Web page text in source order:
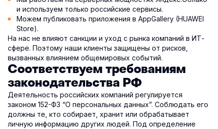
и используем только российские сервисы.
Можем публиковать приложения в AppGallery (HUAWEI
Store).
На нас не влияют санкции и уход с рынка компаний в ИТ-
сфере. Поэтому наши клиенты защищены от рисков,
вызванных влиянием общемировых событий.
Соответствуем требованиям
законодательства РФ
Деятельность российских компаний регулируется
законом 152-ФЗ “О персональных данных”. Соблюдать его
должны те, кто собирает, хранит или обрабатывает
личную информацию других людей. Под определение